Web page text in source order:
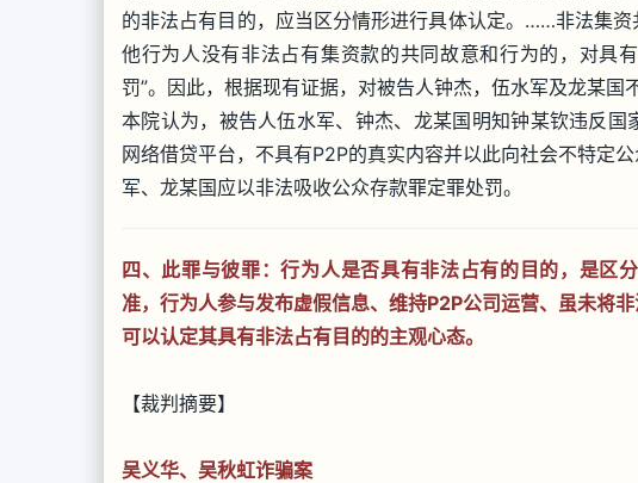
的非法占有目的，应当区分情形进行具体认定。……非法集
他行为人没有非法占有集资款的共同故意和行为的，对具
罚”。因此，根据现有证据，对被告人钟杰，伍水军及龙某国
本院认为，被告人伍水军、钟杰、龙某国明知钟某钦违反
网络借贷平台，不具有P2P的真实内容并以此向社会不特定
军、龙某国应以非法吸收公众存款罪定罪处罚。
四、此罪与彼罪：行为人是否具有非法占有的目的，是区
准，行为人参与发布虚假信息、维持P2P公司运营、虽未将
可以认定其具有非法占有目的的主观心态。
【裁判摘要】
吴义华、吴秋虹诈骗案